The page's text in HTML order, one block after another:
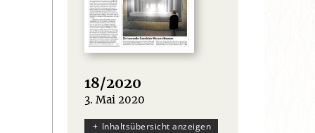
18/2020
:
3. Mai 2020
Inhaltsübersicht anzeigen